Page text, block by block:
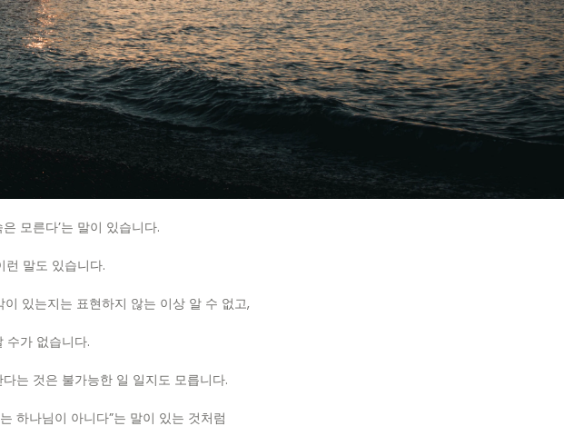
모른다’는 말이 있습니다.
말도 있습니다.
있는지는 표현하지 않는 이상 알 수 없고,
수가 없습니다.
는 것은 불가능한 일 일지도 모릅니다.
하나님이 아니다”는 말이 있는 것처럼